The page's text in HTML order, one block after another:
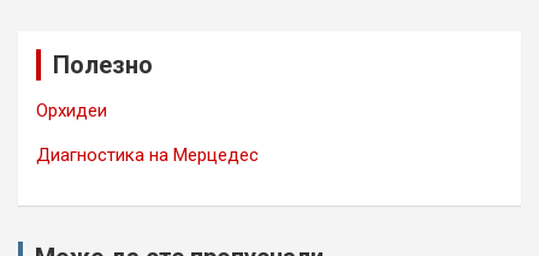
Полезно
Орхидеи
Диагностика на Мерцедес